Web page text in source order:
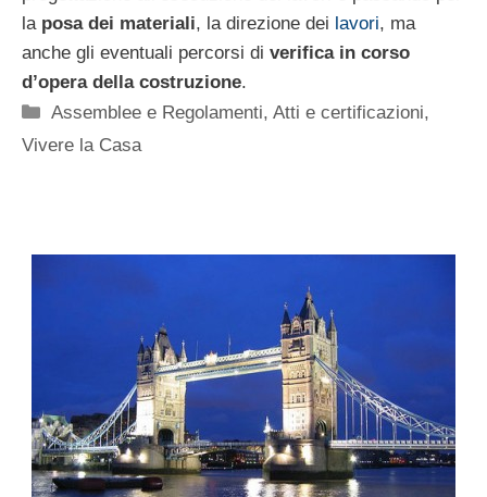
la posa dei materiali, la direzione dei lavori, ma
anche gli eventuali percorsi di verifica in corso
d’opera della costruzione.
Categorie
Assemblee e Regolamenti,Atti e certificazioni,
Vivere la Casa